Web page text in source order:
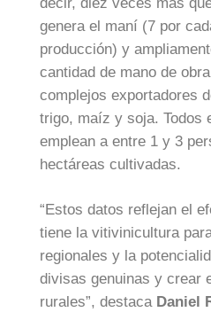
genera el maní (7 por
producción) y
cantidad de mano de
complejos exportadores
trigo, maíz y soja. Todos
emplean a entre 1 y 3
hectáreas cultivadas.
“Estos datos reflejan el
tiene la vitivinicultura
regionales y la
divisas genuinas y crear
rurales”, destaca Daniel